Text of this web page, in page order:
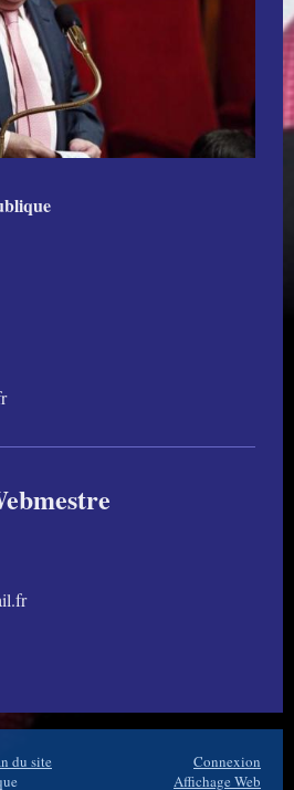
du site
Connexion
Affichage Web